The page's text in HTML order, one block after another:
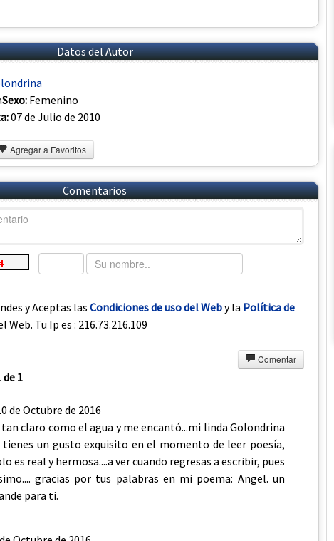
Datos del Autor
Sexo: Femenino
07 de Julio de 2010
Agregar a Favoritos
Comentarios
y Aceptas lasCondiciones de uso del Weby la Política de
Web. Tu Ip es : 216.73.216.109
Comentar
1
de Octubre de 2016
claro como el agua y me encantó...mi linda Golondrina
un gusto exquisito en el momento de leer poesía,
es real y hermosa....a ver cuando regresas a escribir, pues
gracias por tus palabras en mi poema: Angel. un
para ti.